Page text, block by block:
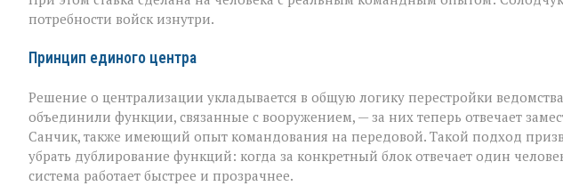
потребности войск изнутри.
Принцип единого центра
Решение о централизации укладывается в общую логику перестройки
объединили функции, связанные с вооружением, — за них теперь отвечает
Санчик, также имеющий опыт командования на передовой. Такой подход
убрать дублирование функций: когда за конкретный блок отвечает один
система работает быстрее и прозрачнее.